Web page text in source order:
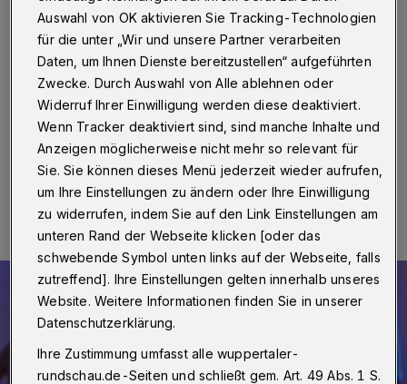
Wuppertal·Das Wuppertaler Von der Heydt-Museum
(Turmhof 8) lädt zur Ausstellungseröffnung mit
anschließender Jahresauftakt-Party ein – und zwar für
Freitag (10. Januar 2025) ab 18 Uhr.
06.01.2025 , 12:00 Uhr Eine Minute Lesezeit
Auswahl von OK aktivieren Sie Tracking-Technologien
für die unter „Wir und unsere Partner verarbeiten
Daten, um Ihnen Dienste bereitzustellen“ aufgeführten
Zwecke. Durch Auswahl von Alle ablehnen oder
Widerruf Ihrer Einwilligung werden diese deaktiviert.
Wenn Tracker deaktiviert sind, sind manche Inhalte und
Anzeigen möglicherweise nicht mehr so relevant für
Sie. Sie können dieses Menü jederzeit wieder aufrufen,
um Ihre Einstellungen zu ändern oder Ihre Einwilligung
zu widerrufen, indem Sie auf den Link Einstellungen am
unteren Rand der Webseite klicken [oder das
schwebende Symbol unten links auf der Webseite, falls
zutreffend]. Ihre Einstellungen gelten innerhalb unseres
Website. Weitere Informationen finden Sie in unserer
Datenschutzerklärung.
Ihre Zustimmung umfasst alle wuppertaler-
rundschau.de-Seiten und schließt gem. Art. 49 Abs. 1 S.